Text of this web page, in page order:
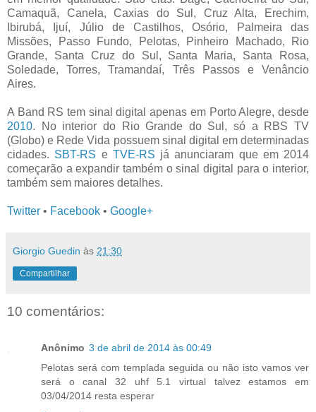
Camaquã, Canela, Caxias do Sul, Cruz Alta, Erechim,
Ibirubá, Ijuí, Júlio de Castilhos, Osório, Palmeira das
Missões, Passo Fundo, Pelotas, Pinheiro Machado, Rio
Grande, Santa Cruz do Sul, Santa Maria, Santa Rosa,
Soledade, Torres, Tramandaí, Três Passos e Venâncio
Aires.
A Band RS tem sinal digital apenas em Porto Alegre, desde
2010. No interior do Rio Grande do Sul, só a RBS TV
(Globo) e Rede Vida possuem sinal digital em determinadas
cidades. SBT-RS e TVE-RS já anunciaram que em 2014
começarão a expandir também o sinal digital para o interior,
também sem maiores detalhes.
Twitter • Facebook • Google+
Giorgio Guedin às 21:30
Compartilhar
10 comentários:
Anônimo 3 de abril de 2014 às 00:49
Pelotas será com templada seguida ou não isto vamos ver
será o canal 32 uhf 5.1 virtual talvez estamos em
03/04/2014 resta esperar